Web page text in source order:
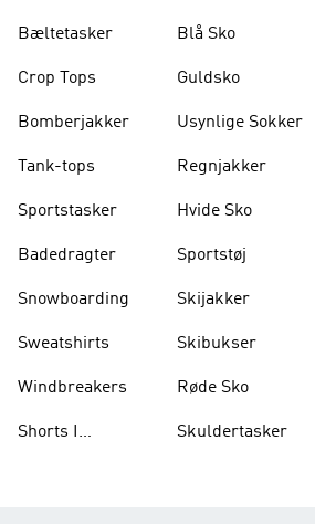
Bæltetasker
Crop Tops
Bomberjakker
Tank-tops
Sportstasker
Badedragter
Snowboarding
Sweatshirts
Windbreakers
Shorts I
Blå Sko
Guldsko
Usynlige Sokker
Regnjakker
Hvide Sko
Sportstøj
Skijakker
Skibukser
Røde Sko
Skuldertasker